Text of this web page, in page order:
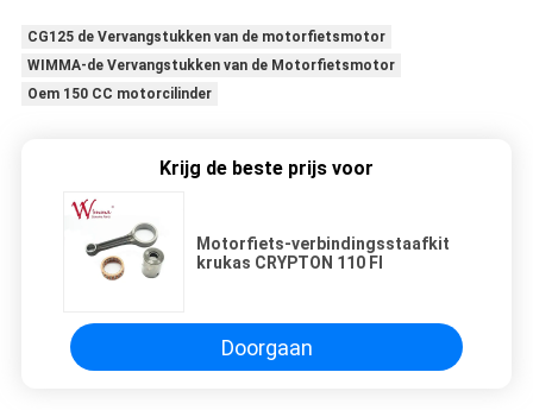
CG125 de Vervangstukken van de motorfietsmotor
WIMMA-de Vervangstukken van de Motorfietsmotor
Oem 150 CC motorcilinder
Krijg de beste prijs voor
Motorfiets-verbindingsstaafkit
krukas CRYPTON 110 FI
Doorgaan